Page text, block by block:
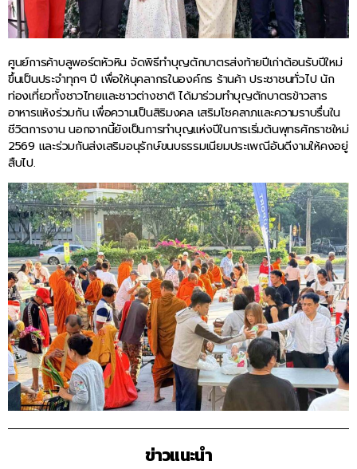
ศูนย์การค้าบลูพอร์ตหัวหิน จัดพิธีทำบุญตักบาตรส่งท้ายปีเก่าต้อนรับปีใหม่
ขึ้นเป็นประจำทุกๆ ปี เพื่อให้บุคลากรในองค์กร ร้านค้า ประชาชนทั่วไป นัก
ท่องเที่ยวทั้งชาวไทยและชาวต่างชาติ ได้มาร่วมทำบุญตักบาตรข้าวสาร
อาหารแห้งร่วมกัน เพื่อความเป็นสิริมงคล เสริมโชคลาภและความราบรื่นใน
ชีวิตการงาน นอกจากนี้ยังเป็นการทำบุญแห่งปีในการเริ่มต้นพุทธศักราชใหม่
2569 และร่วมกันส่งเสริมอนุรักษ์ขนบธรรมเนียมประเพณีอันดีงามให้คงอยู่
สืบไป.
ข่าวแนะนำ